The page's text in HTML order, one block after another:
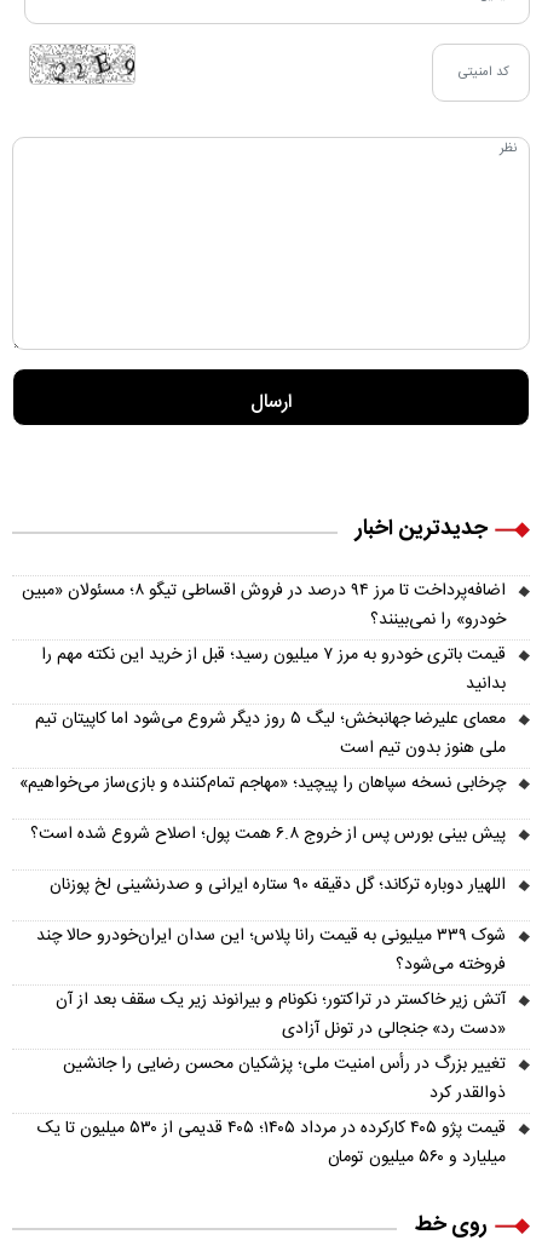
جدیدترین اخبار
اضافه‌پرداخت تا مرز ۹۴ درصد در فروش اقساطی تیگو ۸؛ مسئولان «مبین
خودرو» را نمی‌بینند؟
قیمت باتری خودرو به مرز ۷ میلیون رسید؛ قبل از خرید این نکته مهم را
بدانید
معمای علیرضا جهانبخش؛ لیگ ۵ روز دیگر شروع می‌شود اما کاپیتان تیم
ملی هنوز بدون تیم است
چرخابی نسخه سپاهان را پیچید؛ «مهاجم تمام‌کننده و بازی‌ساز می‌خواهیم»
پیش‌ بینی بورس پس از خروج ۶.۸ همت پول؛ اصلاح شروع شده است؟
اللهیار دوباره ترکاند؛ گل دقیقه ۹۰ ستاره ایرانی و صدرنشینی لخ پوزنان
شوک ۳۳۹ میلیونی به قیمت رانا پلاس؛ این سدان ایران‌خودرو حالا چند
فروخته می‌شود؟
آتش زیر خاکستر در تراکتور؛ نکونام و بیرانوند زیر یک سقف بعد از آن
«دست رد» جنجالی در تونل آزادی
تغییر بزرگ در رأس امنیت ملی؛ پزشکیان محسن رضایی را جانشین
ذوالقدر کرد
قیمت پژو ۴۰۵ کارکرده در مرداد ۱۴۰۵؛ ۴۰۵ قدیمی از ۵۳۰ میلیون تا یک
میلیارد و ۵۶۰ میلیون تومان
روی خط